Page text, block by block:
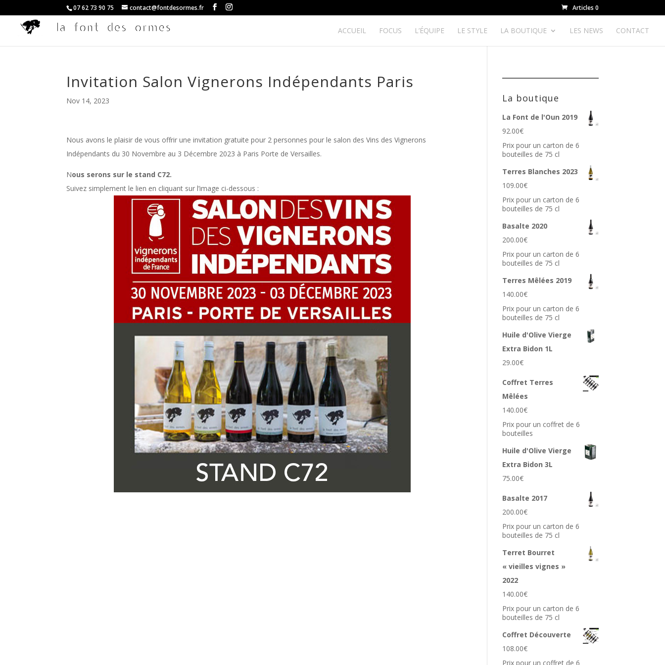
07 62 73 90 75 contact@fontdesormes.fr Articles 0
ACCUEIL FOCUS L’ÉQUIPE LE STYLE LA BOUTIQUE LES NEWS CONTACT
Invitation Salon Vignerons Indépendants Paris
Nov 14, 2023
Nous avons le plaisir de vous offrir une invitation gratuite pour 2 personnes pour le salon des Vins des Vignerons
Indépendants du 30 Novembre au 3 Décembre 2023 à Paris Porte de Versailles.
Nous serons sur le stand C72.
Suivez simplement le lien en cliquant sur l’image ci-dessous :
La boutique
La Font de l'Oun 2019
92.00€
Prix pour un carton de 6
bouteilles de 75 cl
Terres Blanches 2023
109.00€
Prix pour un carton de 6
bouteilles de 75 cl
Basalte 2020
200.00€
Prix pour un carton de 6
bouteilles de 75 cl
Terres Mêlées 2019
140.00€
Prix pour un carton de 6
bouteilles de 75 cl
Huile d'Olive Vierge
Extra Bidon 1L
29.00€
Coffret Terres
Mêlées
140.00€
Prix pour un coffret de 6
bouteilles
Huile d'Olive Vierge
Extra Bidon 3L
75.00€
Basalte 2017
200.00€
Prix pour un carton de 6
bouteilles de 75 cl
Terret Bourret
« vieilles vignes »
2022
140.00€
Prix pour un carton de 6
bouteilles de 75 cl
Coffret Découverte
108.00€
Prix pour un coffret de 6